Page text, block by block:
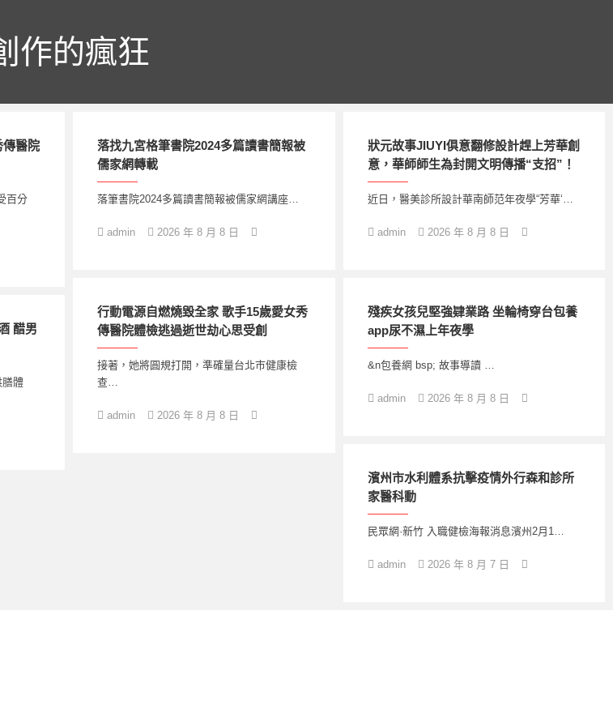
作的瘋狂
醫院
百分
落找九宮格筆書院2024多篇讀書簡報被
儒家網轉載
落筆書院2024多篇讀書簡報被儒家網講座…
admin 2026 年 8 月 8 日
狀元故事JIUYI俱意翻修設計趕上芳華創
意，華師師生為封開文明傳播“支招”！
近日，醫美診所設計華南師范年夜學“芳華‘…
admin 2026 年 8 月 8 日
行動電源自燃燒毀全家 歌手15歲愛女秀
傳醫院體檢逃過逝世劫心思受創
接著，她將圓規打開，準確量台北巿健康檢
查…
admin 2026 年 8 月 8 日
殘疾女孩兒堅強肄業路 坐輪椅穿台包養
app尿不濕上年夜學
&n包養網 bsp; 故事導讀 …
admin 2026 年 8 月 8 日
醋男
膳體
濱州市水利體系抗擊疫情外行森和診所
家醫科動
民眾網·新竹 入職健檢海報消息濱州2月1…
admin 2026 年 8 月 7 日